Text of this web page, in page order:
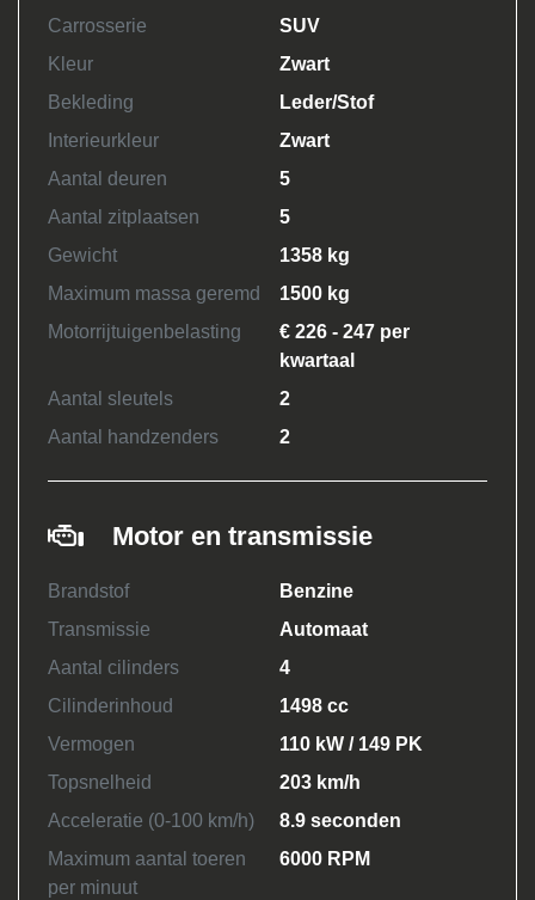
Carrosserie
SUV
Kleur
Zwart
Bekleding
Leder/Stof
Interieurkleur
Zwart
Aantal deuren
5
Aantal zitplaatsen
5
Gewicht
1358 kg
Maximum massa geremd
1500 kg
Motorrijtuigenbelasting
€ 226 - 247 per
kwartaal
Aantal sleutels
2
Aantal handzenders
2
Motor en transmissie
Brandstof
Benzine
Transmissie
Automaat
Aantal cilinders
4
Cilinderinhoud
1498 cc
Vermogen
110 kW / 149 PK
Topsnelheid
203 km/h
Acceleratie (0-100 km/h)
8.9 seconden
Maximum aantal toeren
per minuut
6000 RPM